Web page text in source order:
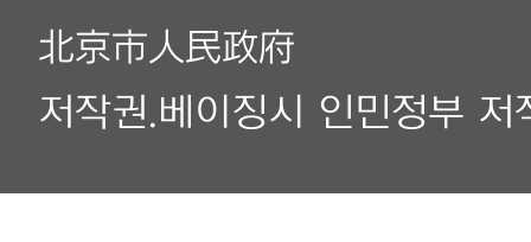
北京市人民政府
저작권.베이징시 인민정부